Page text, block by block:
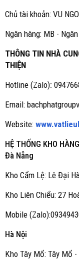
Chủ tài khoản: VU
Ngân hàng: MB -
THÔNG TIN NHÀ
THIỆN
Hotline (Zalo):
Email:
Website:
HỆ THỐNG KHO
Đà Nẵng
Kho Cẩm Lệ: Lê Đại
Kho Liên Chiểu: 27
Mobile
Hà Nội
Kho Tây Mổ: Tây Mổ